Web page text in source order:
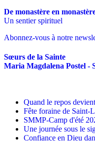
De monastère en
Un sentier spirituel
Abonnez-vous à notre
Sœurs de la Sainte
Maria Magdalena Postel -
Quand le repos
Fête foraine de Saint-
SMMP-Camp d'été
Une journée sous le
Confiance en Dieu